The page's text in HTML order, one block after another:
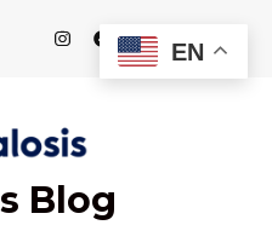
Blog
EN